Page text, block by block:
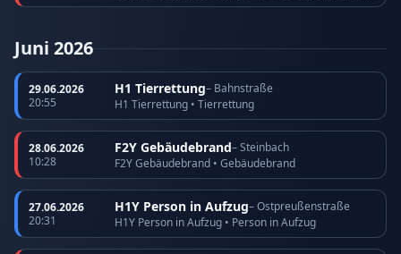
Juni 2026
29.06.2026
20:55
H1 Tierrettung– Bahnstraße
H1 Tierrettung • Tierrettung
28.06.2026
10:28
F2Y Gebäudebrand– Steinbach
F2Y Gebäudebrand • Gebäudebrand
27.06.2026
20:31
H1Y Person in Aufzug– Ostpreußenstraße
H1Y Person in Aufzug • Person in Aufzug